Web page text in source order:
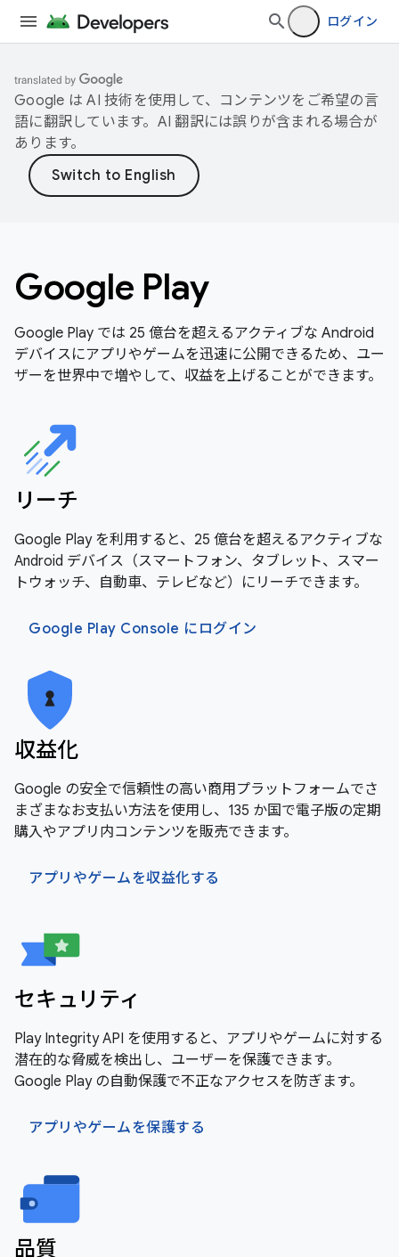
ログイン
Google は AI 技術を使用して、コンテンツをご希望の言
語に翻訳しています。AI 翻訳には誤りが含まれる場合が
あります。
Google Play
Google Play では 25 億台を超えるアクティブな Android
デバイスにアプリやゲームを迅速に公開できるため、ユー
ザーを世界中で増やして、収益を上げることができます。
リーチ
Google Play を利用すると、25 億台を超えるアクティブな
Android デバイス（スマートフォン、タブレット、スマー
トウォッチ、自動車、テレビなど）にリーチできます。
Google Play Console にログイン
収益化
Google の安全で信頼性の高い商用プラットフォームでさ
まざまなお支払い方法を使用し、135 か国で電子版の定期
購入やアプリ内コンテンツを販売できます。
アプリやゲームを収益化する
セキュリティ
Play Integrity API を使用すると、アプリやゲームに対する
潜在的な脅威を検出し、ユーザーを保護できます。
Google Play の自動保護で不正なアクセスを防ぎます。
アプリやゲームを保護する
品質